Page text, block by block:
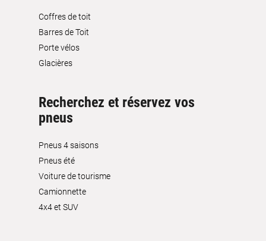
Coffres de toit
Barres de Toit
Porte vélos
Glacières
Recherchez et réservez vos
pneus
Pneus 4 saisons
Pneus été
Voiture de tourisme
Camionnette
4x4 et SUV